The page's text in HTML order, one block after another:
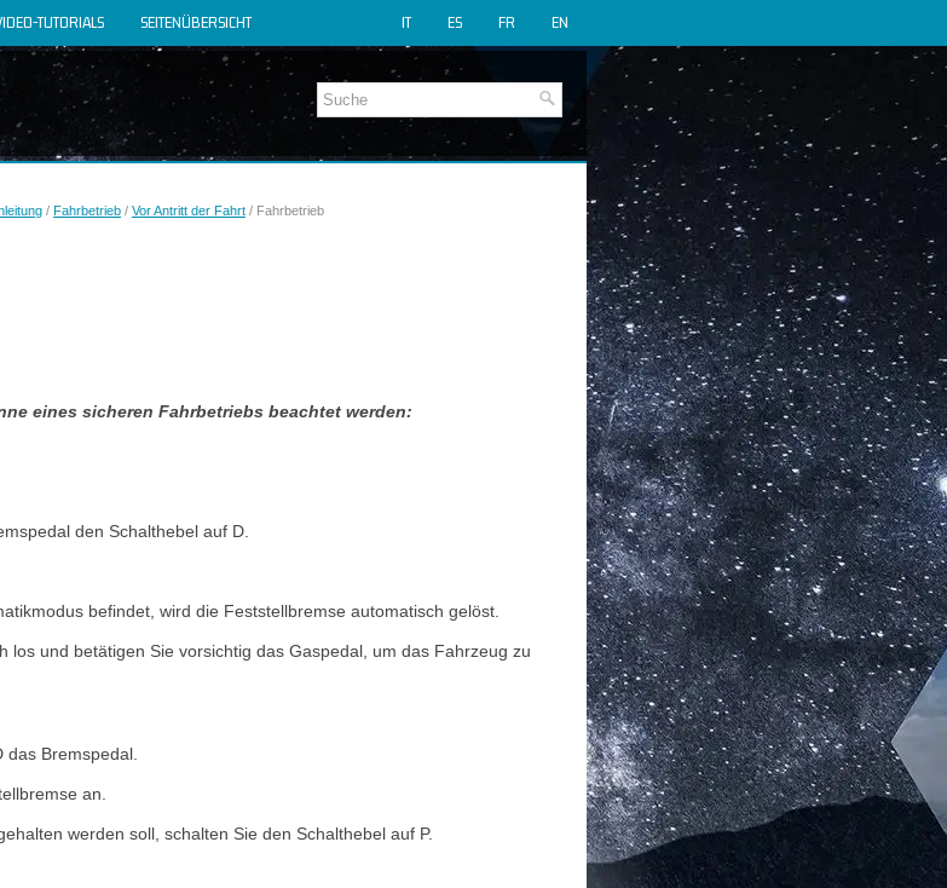
TUTORIALS SEITENÜBERSICHT EN
FR
ES
IT
/ Fahrbetrieb / Vor Antritt der Fahrt / Fahrbetrieb
eines sicheren Fahrbetriebs beachtet werden:
den Schalthebel auf D.
befindet, wird die Feststellbremse automatisch gelöst.
los und betätigen Sie vorsichtig das Gaspedal, um das Fahrzeug zu
das Bremspedal.
an.
werden soll, schalten Sie den Schalthebel auf P.